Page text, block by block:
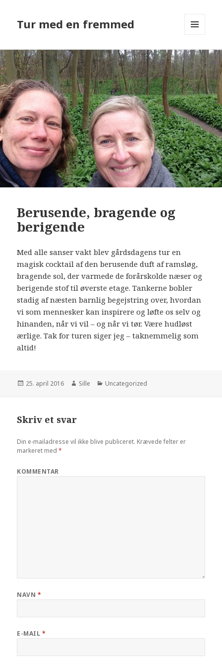
Tur med en fremmed
WIDGETS
Berusende, bragende og
berigende
Med alle sanser vakt blev gårdsdagens tur en
magisk cocktail af den berusende duft af ramsløg,
bragende sol, der varmede de forårskolde næser og
berigende stof til øverste etage. Tankerne bobler
stadig af næsten barnlig begejstring over, hvordan
vi som mennesker kan inspirere og løfte os selv og
hinanden, når vi vil – og når vi tør. Være hudløst
ærlige. Tak for turen siger jeg – taknemmelig som
altid!
Udgivet
25. april 2016 Forfatter
Sille Kategorier
Uncategorized
Skriv et svar
Din e-mailadresse vil ikke blive publiceret. Krævede felter er
markeret med*
KOMMENTAR
NAVN *
E-MAIL *